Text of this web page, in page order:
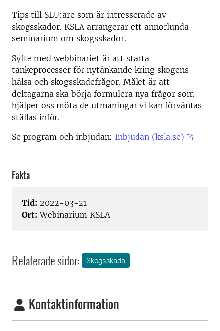
Tips till SLU:are som är intresserade av
skogsskador. KSLA arrangerar ett annorlunda
seminarium om skogsskador.
Syfte med webbinariet är att starta
tankeprocesser för nytänkande kring skogens
hälsa och skogsskadefrågor. Målet är att
deltagarna ska börja formulera nya frågor som
hjälper oss möta de utmaningar vi kan förväntas
ställas inför.
Se program och inbjudan: Inbjudan (ksla.se)
Fakta
Tid: 2022-03-21
Ort: Webinarium KSLA
Relaterade sidor: Skogsskada
Kontaktinformation